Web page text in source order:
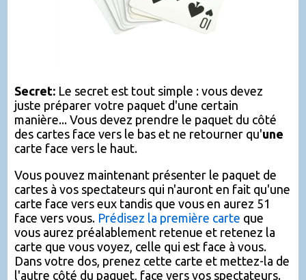
Secret: Le secret est tout simple : vous devez
juste préparer votre paquet d'une certain
manière... Vous devez prendre le paquet du côté
des cartes face vers le bas et ne retourner qu'une
carte face vers le haut.
Vous pouvez maintenant présenter le paquet de
cartes à vos spectateurs qui n'auront en fait qu'une
carte face vers eux tandis que vous en aurez 51
face vers vous. Prédisez la première carte que
vous aurez préalablement retenue et retenez la
carte que vous voyez, celle qui est face à vous.
Dans votre dos, prenez cette carte et mettez-la de
l'autre côté du paquet, face vers vos spectateurs.